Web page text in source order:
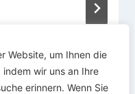
Website, um Ihnen die
wir uns an Ihre
erinnern. Wenn Sie